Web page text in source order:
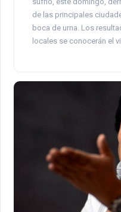
de las principales
boca de urna. Los
locales se conocerán el